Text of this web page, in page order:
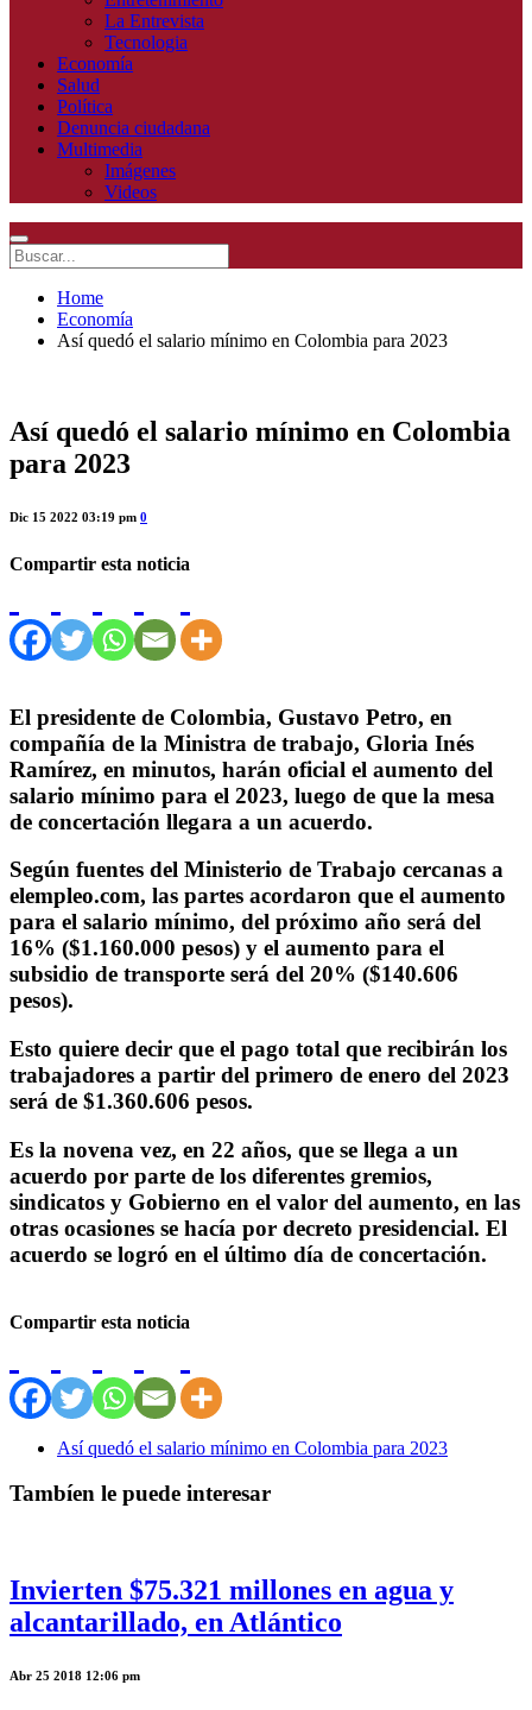
La Entrevista
Tecnologia
Economía
Salud
Política
Denuncia ciudadana
Multimedia
Imágenes
Videos
Home
Economía
Así quedó el salario mínimo en Colombia para 2023
Así quedó el salario mínimo en Colombia
para 2023
Dic 15 2022 03:19 pm 0
Compartir esta noticia
El presidente de Colombia, Gustavo Petro, en
compañía de la Ministra de trabajo, Gloria Inés
Ramírez, en minutos, harán oficial el aumento del
salario mínimo para el 2023, luego de que la mesa
de concertación llegara a un acuerdo.
Según fuentes del Ministerio de Trabajo cercanas a
elempleo.com, las partes acordaron que el aumento
para el salario mínimo, del próximo año será del
16% ($1.160.000 pesos) y el aumento para el
subsidio de transporte será del 20% ($140.606
pesos).
Esto quiere decir que el pago total que recibirán los
trabajadores a partir del primero de enero del 2023
será de $1.360.606 pesos.
Es la novena vez, en 22 años, que se llega a un
acuerdo por parte de los diferentes gremios,
sindicatos y Gobierno en el valor del aumento, en las
otras ocasiones se hacía por decreto presidencial. El
acuerdo se logró en el último día de concertación.
Compartir esta noticia
Así quedó el salario mínimo en Colombia para 2023
Tambíen le puede interesar
Invierten $75.321 millones en agua y
alcantarillado, en Atlántico
Abr 25 2018 12:06 pm